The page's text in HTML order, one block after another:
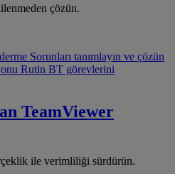
çözün.
Sorunları tanımlayın ve çözün
Rutin BT görevlerini
TeamViewer
ile verimliliği sürdürün.